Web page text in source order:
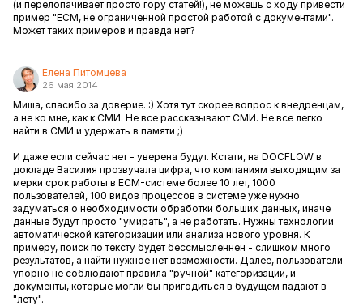
(и перелопачивает просто гору статей!), не можешь с ходу привести
пример "ECM, не ограниченной простой работой с документами".
Может таких примеров и правда нет?
Елена Питомцева
26 мая 2014
Миша, спасибо за доверие. :) Хотя тут скорее вопрос к внедренцам,
а не ко мне, как к СМИ. Не все рассказывают СМИ. Не все легко
найти в СМИ и удержать в памяти ;)
И даже если сейчас нет - уверена будут. Кстати, на DOCFLOW в
докладе Василия прозвучала цифра, что компаниям выходящим за
мерки срок работы в ECM-системе более 10 лет, 1000
пользователей, 100 видов процессов в системе уже нужно
задуматься о необходимости обработки больших данных, иначе
данные будут просто "умирать", а не работать. Нужны технологии
автоматической категоризации или анализа нового уровня. К
примеру, поиск по тексту будет бессмысленнен - слишком много
результатов, а найти нужное нет возможности. Далее, пользователи
упорно не соблюдают правила "ручной" категоризации, и
документы, которые могли бы пригодиться в будущем падают в
"лету".